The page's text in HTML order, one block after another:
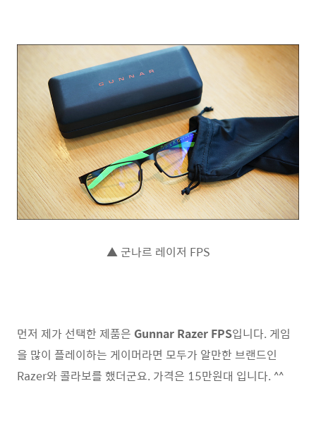
▲ 군나르 레이저 FPS
먼저 제가 선택한 제품은 Gunnar Razer FPS입니다. 게임
을 많이 플레이하는 게이머라면 모두가 알만한 브랜드인
Razer와 콜라보를 했더군요. 가격은 15만원대 입니다. ^^